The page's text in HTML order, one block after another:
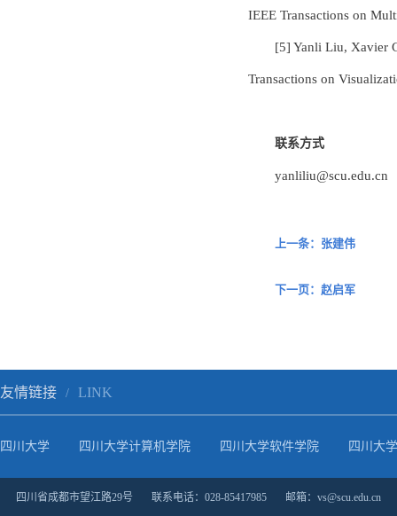
IEEE Transactions on
[5] Yanli Liu, Xavier
Transactions on
联系方式
yanliliu@scu.edu.cn
上一条：张建伟
下一页：赵启军
友情链接 / LINK
四川大学 四川大学计算机学院 四川大学软件学院 四川大
四川省成都市望江路29号 联系电话：028-85417985 邮箱：vs@scu.edu.cn